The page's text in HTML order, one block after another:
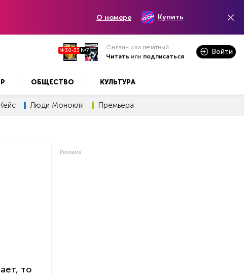
О номере Купить
№30-33 №7
Онлайн или печатный
Читать или подписаться
Войти
ОБЩЕСТВО КУЛЬТУРА
Люди Монокля Премьера
то
Реклама